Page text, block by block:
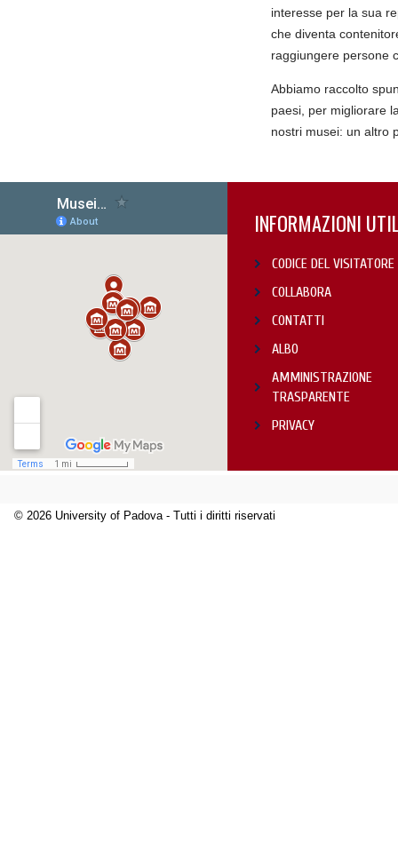
interesse per la sua
che diventa
raggiungere persone
Abbiamo raccolto
paesi, per migliorare
nostri musei: un altro
INFORMAZIONI
CODICE DEL VISITATORE
COLLABORA
CONTATTI
ALBO
AMMINISTRAZIONE
TRASPARENTE
PRIVACY
© 2026 University of Padova - Tutti i diritti riservati